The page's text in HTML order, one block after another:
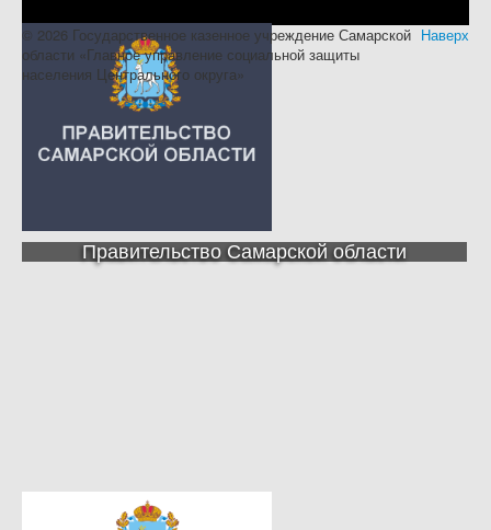
Правительство Самарской области
Наверх
© 2026 Государственное казенное учреждение Самарской
области «Главное управление социальной защиты
населения Центрального округа»